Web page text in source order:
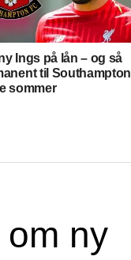
Ings på lån – og så
til Southampton
sommer
ny